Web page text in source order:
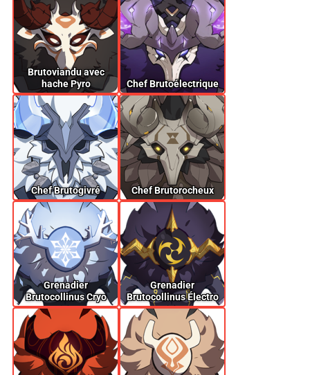
Brutoviandu avec
hache Pyro
Chef Brutoélectrique
Chef Brutogivré Chef Brutorocheux
Grenadier
Brutocollinus Cryo
Grenadier
Brutocollinus Électro